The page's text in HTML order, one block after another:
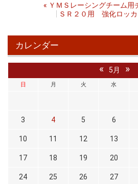
« ＹＭＳレーシングチーム用
ＳＲ２０用 強化ロッカ
カレンダー
« 5月 »
日 月 火 水
3 4 5 6
10 11 12 13
17 18 19 20
24 25 26 27